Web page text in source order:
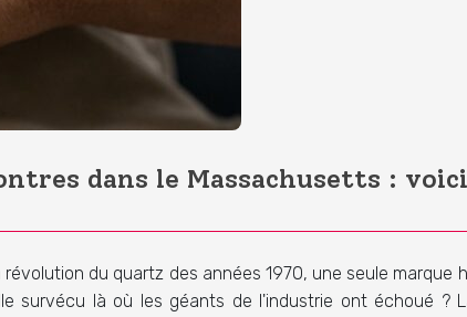
dans le Massachusetts :
du quartz des années 1970, une seule marque
survécu là où les géants de l'industrie ont échoué ?